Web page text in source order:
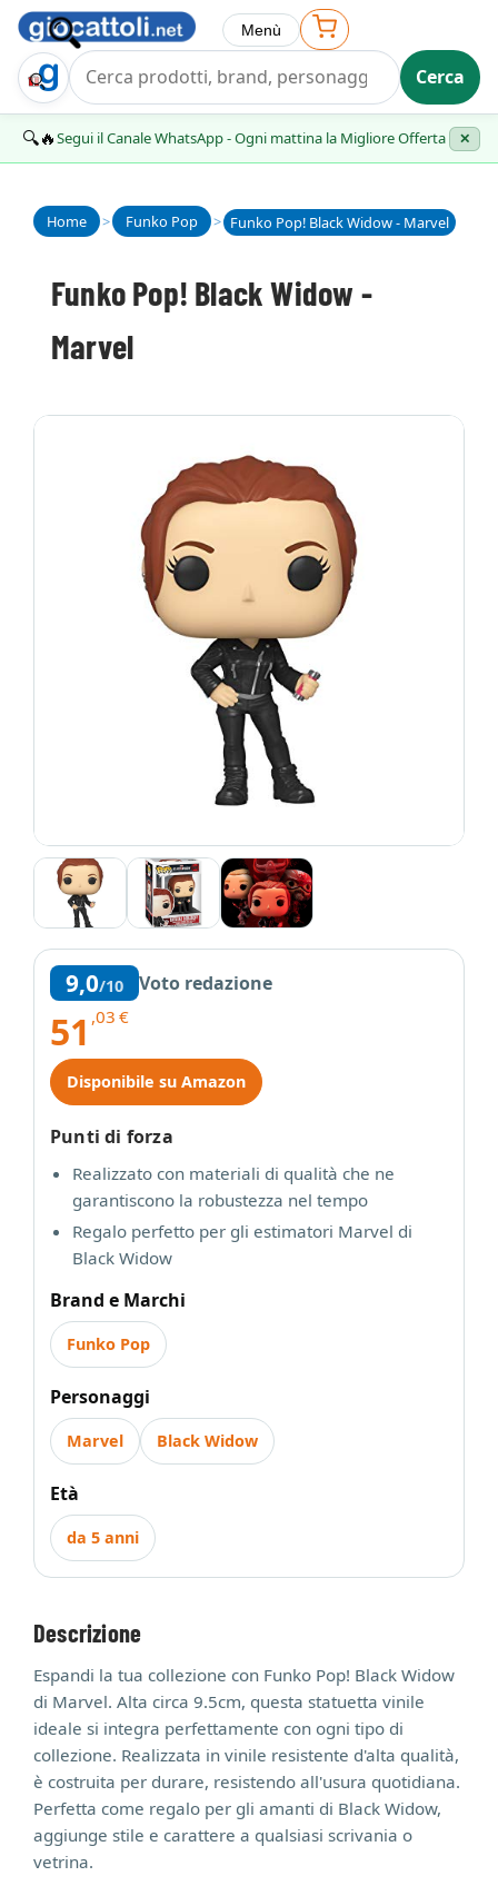
Trova Regalo Cerca
Menù
🔍🔥Segui il Canale WhatsApp - Ogni mattina la Migliore Offerta ✕
Home > Funko Pop > Funko Pop! Black Widow - Marvel
Funko Pop! Black Widow -
Marvel
9,0/10 Voto redazione
51 ,03 €
Disponibile su Amazon
Punti di forza
Realizzato con materiali di qualità che ne
garantiscono la robustezza nel tempo
Regalo perfetto per gli estimatori Marvel di
Black Widow
Brand e Marchi
Funko Pop
Personaggi
Marvel Black Widow
Età
da 5 anni
Descrizione
Espandi la tua collezione con Funko Pop! Black Widow
di Marvel. Alta circa 9.5cm, questa statuetta vinile
ideale si integra perfettamente con ogni tipo di
collezione. Realizzata in vinile resistente d'alta qualità,
è costruita per durare, resistendo all'usura quotidiana.
Perfetta come regalo per gli amanti di Black Widow,
aggiunge stile e carattere a qualsiasi scrivania o
vetrina.